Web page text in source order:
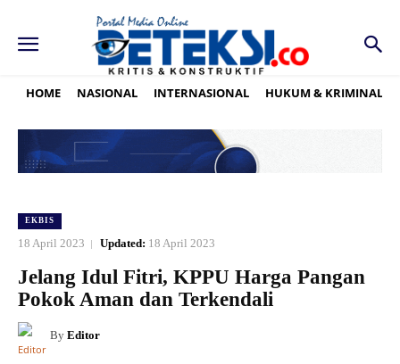
HOME NASIONAL INTERNASIONAL HUKUM & KRIMINAL
EKBIS
18 April 2023 Updated: 18 April 2023
Jelang Idul Fitri, KPPU Harga Pangan
Pokok Aman dan Terkendali
By Editor